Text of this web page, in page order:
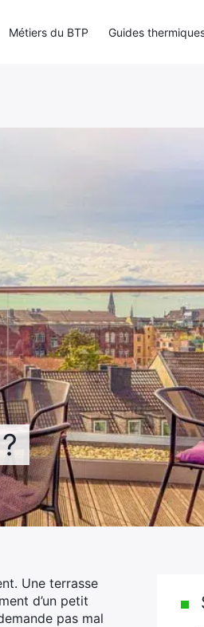
Une terrasse
d’un petit
pas mal
Métiers du BTP Guides